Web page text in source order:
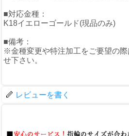
■対応金種：
K18イエローゴールド(現品のみ)
■備考：
※金種変更や特注加工をご要望の
せ下さい。
レビューを書く